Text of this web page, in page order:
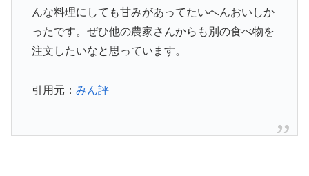
んな料理にしても甘みがあってたいへんおいしか
ったです。ぜひ他の農家さんからも別の食べ物を
注文したいなと思っています。
引用元： みん評